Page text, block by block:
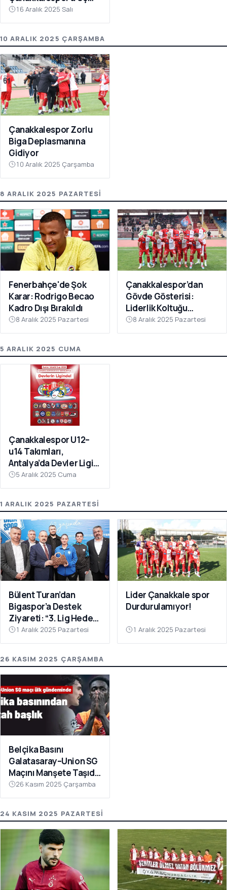
Puanı Getirdi
16 Aralık 2025 Salı
10 ARALIK 2025 ÇARŞAMBA
Çanakkalespor Zorlu
Biga Deplasmanına
Gidiyor
10 Aralık 2025 Çarşamba
8 ARALIK 2025 PAZARTESI
Fenerbahçe'de Şok
Karar: Rodrigo Becao
Kadro Dışı Bırakıldı
8 Aralık 2025 Pazartesi
Çanakkalespor’dan
Gövde Gösterisi:
Liderlik Koltuğu
Bırakılmıyor!
8 Aralık 2025 Pazartesi
5 ARALIK 2025 CUMA
Çanakkalespor U12–
u14 Takımları,
Antalya’da Devler Ligi
Sahnesinde!
5 Aralık 2025 Cuma
1 ARALIK 2025 PAZARTESI
Bülent Turan’dan
Bigaspor’a Destek
Ziyareti: “3. Lig Hedefi
Çok Yakın”
1 Aralık 2025 Pazartesi
Lider Çanakkale spor
Durdurulamıyor!
1 Aralık 2025 Pazartesi
26 KASIM 2025 ÇARŞAMBA
Belçika Basını
Galatasaray–Union SG
Maçını Manşete Taşıdı:
“50 Bin Türk’ü
Susturdular”
26 Kasım 2025 Çarşamba
24 KASIM 2025 PAZARTESI